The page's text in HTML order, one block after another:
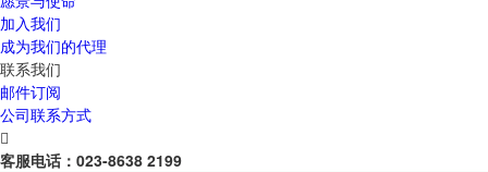
加入我们
成为我们的代理
联系我们
邮件订阅
公司联系方式

客服电话： 023-8638 2199